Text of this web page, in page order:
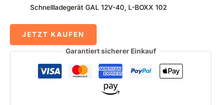
Schnellladegerät GAL 12V-40, L-BOXX 102
JETZT KAUFEN
Garantiert sicherer Einkauf